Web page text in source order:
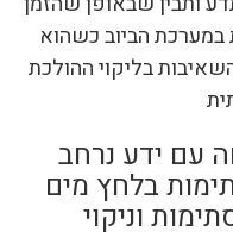
במערכת הביוב כשהוא
בליקוי ההולכת
עם ידע נרחב
בלחץ מים
וניקוי